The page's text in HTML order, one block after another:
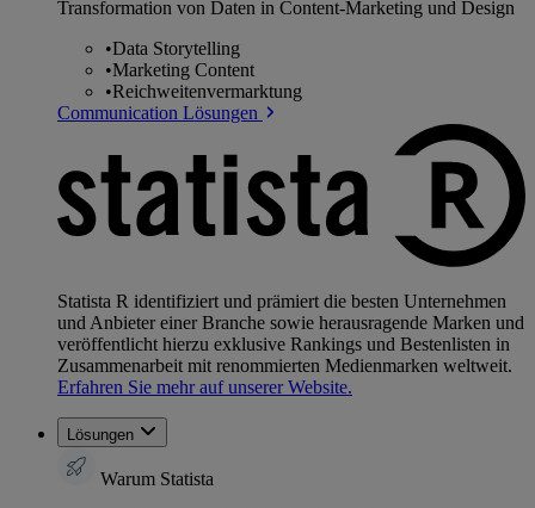
Transformation von Daten in Content-Marketing und Design
•Data Storytelling
•Marketing Content
•Reichweitenvermarktung
Communication Lösungen
Statista R identifiziert und prämiert die besten Unternehmen
und Anbieter einer Branche sowie herausragende Marken und
veröffentlicht hierzu exklusive Rankings und Bestenlisten in
Zusammenarbeit mit renommierten Medienmarken weltweit.
Erfahren Sie mehr auf unserer Website.
Lösungen
Warum Statista